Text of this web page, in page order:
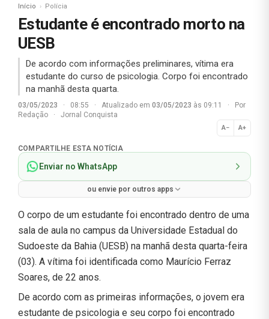
Início Polícia
Estudante é encontrado morto na
UESB
De acordo com informações preliminares, vítima era
estudante do curso de psicologia. Corpo foi encontrado
na manhã desta quarta.
03/05/2023 · 08:55 · Atualizado em 03/05/2023 às 09:11 ·
Por
Redação
· Jornal Conquista
A− A+
Normal
COMPARTILHE ESTA NOTÍCIA
Enviar no WhatsApp
ou envie por outros apps
O corpo de um estudante foi encontrado dentro de uma
sala de aula no campus da Universidade Estadual do
Sudoeste da Bahia (UESB) na manhã desta quarta-feira
(03). A vítima foi identificada como Maurício Ferraz
Soares, de 22 anos.
De acordo com as primeiras informações, o jovem era
estudante de psicologia e seu corpo foi encontrado